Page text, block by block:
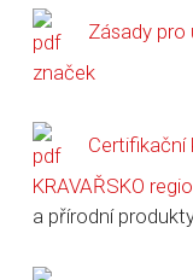
Zásady pro
značek
Certifikační
KRAVAŘSKO
a přírodní